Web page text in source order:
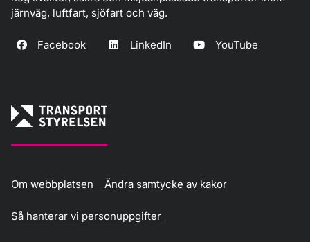
järnväg, luftfart, sjöfart och väg.
Facebook LinkedIn YouTube
Om webbplatsen Ändra samtycke av kakor
Så hanterar vi personuppgifter